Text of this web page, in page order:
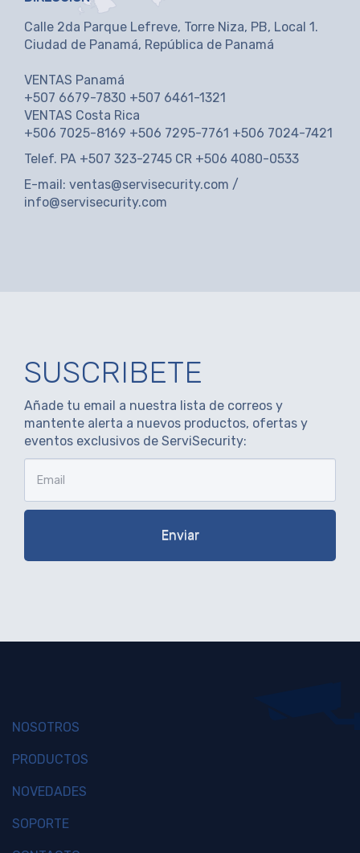
Calle 2da Parque Lefreve, Torre Niza, PB, Local 1.
Ciudad de Panamá, República de Panamá
VENTAS Panamá
+507 6679-7830 +507 6461-1321
VENTAS Costa Rica
+506 7025-8169 +506 7295-7761 +506 7024-7421
Telef. PA +507 323-2745 CR +506 4080-0533
E-mail: ventas@servisecurity.com /
info@servisecurity.com
SUSCRIBETE
Añade tu email a nuestra lista de correos y
mantente alerta a nuevos productos, ofertas y
eventos exclusivos de ServiSecurity:
NOSOTROS
PRODUCTOS
NOVEDADES
SOPORTE